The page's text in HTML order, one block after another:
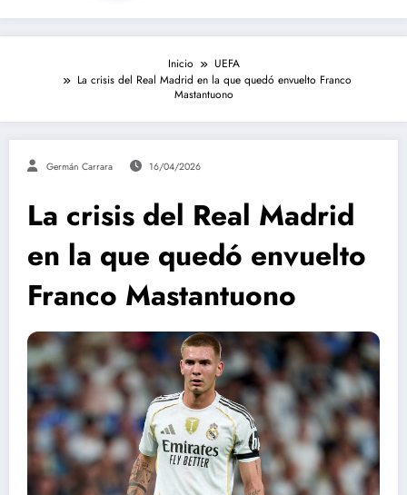
Inicio
UEFA
La crisis del Real Madrid en la que quedó envuelto Franco
Mastantuono
Germán Carrara 16/04/2026
La crisis del Real Madrid
en la que quedó envuelto
Franco Mastantuono